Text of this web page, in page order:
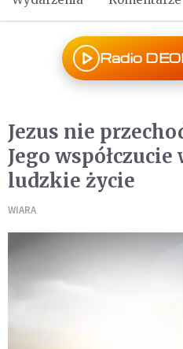
Radio
Jezus nie
Jego
ludzkie życie
WIARA